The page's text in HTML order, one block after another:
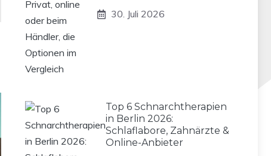
30. Juli 2026
Top 6 Schnarchtherapien
in Berlin 2026:
Schlaflabore, Zahnärzte &
Online-Anbieter